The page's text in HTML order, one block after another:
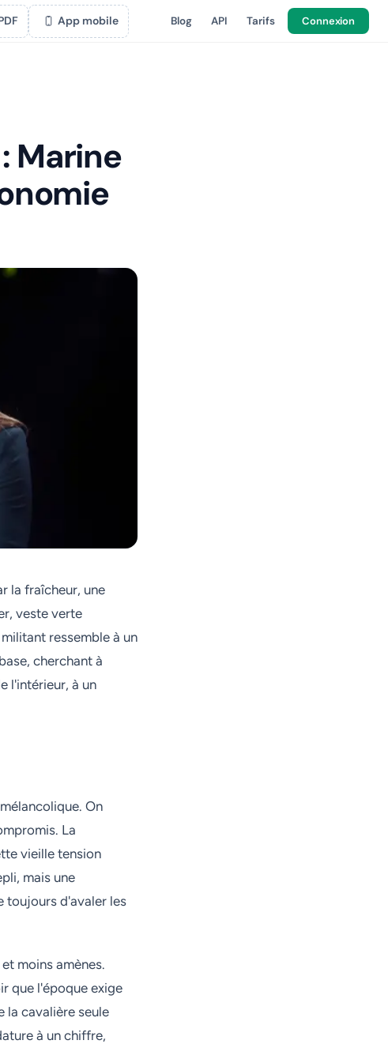
App mobile Blog API Tarifs Connexion
Marine
la fraîcheur, une
veste verte
ressemble à un
cherchant à
l'intérieur, à un
On
La
vieille tension
mais une
toujours d'avaler les
moins amènes.
que l'époque exige
la cavalière seule
à un chiffre,